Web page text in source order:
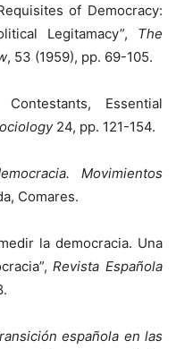
of Democracy:
Legitamacy”, The
, 53 (1959), pp. 69-105.
Essential
24, pp. 121-154.
Movimientos
Comares.
la democracia. Una
Revista Española
española en las